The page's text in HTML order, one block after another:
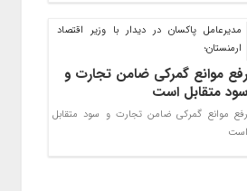
مديرعامل پاكسان در ديدار با وزير اقتصاد
ارمنستان؛
رفع موانع گمرکی ضامن تجارت و
سود متقابل است
رفع موانع گمركي ضامن تجارت و سود متقابل
است